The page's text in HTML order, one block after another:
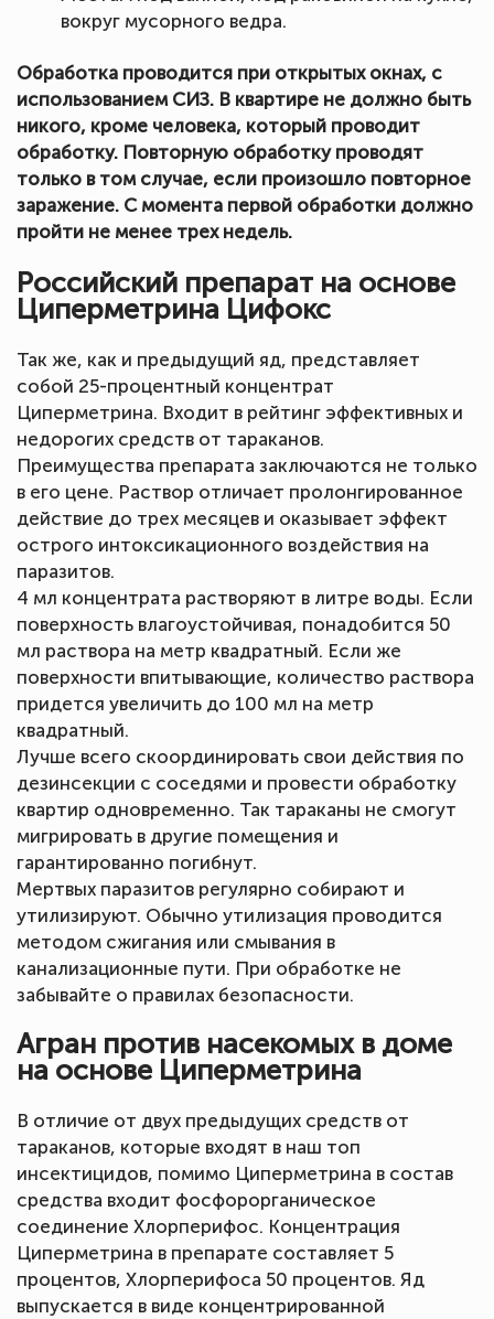
вокруг мусорного ведра.
Обработка проводится при открытых окнах, с
использованием СИЗ. В квартире не должно быть
никого, кроме человека, который проводит
обработку. Повторную обработку проводят
только в том случае, если произошло повторное
заражение. С момента первой обработки должно
пройти не менее трех недель.
Российский препарат на основе
Циперметрина Цифокс
Так же, как и предыдущий яд, представляет
собой 25-процентный концентрат
Циперметрина. Входит в рейтинг эффективных и
недорогих средств от тараканов.
Преимущества препарата заключаются не только
в его цене. Раствор отличает пролонгированное
действие до трех месяцев и оказывает эффект
острого интоксикационного воздействия на
паразитов.
4 мл концентрата растворяют в литре воды. Если
поверхность влагоустойчивая, понадобится 50
мл раствора на метр квадратный. Если же
поверхности впитывающие, количество раствора
придется увеличить до 100 мл на метр
квадратный.
Лучше всего скоординировать свои действия по
дезинсекции с соседями и провести обработку
квартир одновременно. Так тараканы не смогут
мигрировать в другие помещения и
гарантированно погибнут.
Мертвых паразитов регулярно собирают и
утилизируют. Обычно утилизация проводится
методом сжигания или смывания в
канализационные пути. При обработке не
забывайте о правилах безопасности.
Агран против насекомых в доме
на основе Циперметрина
В отличие от двух предыдущих средств от
тараканов, которые входят в наш топ
инсектицидов, помимо Циперметрина в состав
средства входит фосфорорганическое
соединение Хлорперифос. Концентрация
Циперметрина в препарате составляет 5
процентов, Хлорперифоса 50 процентов. Яд
выпускается в виде концентрированной